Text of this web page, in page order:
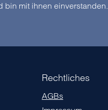
bin mit ihnen einverstanden.
Rechtliches
AGBs